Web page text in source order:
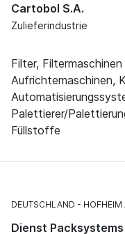
Cartobol S.A.
Zulieferindustrie
Filter,
Aufrichtemaschinen,
Palettierer/
Füllstoffe
DEUTSCHLAND HOFHEIM
Dienst